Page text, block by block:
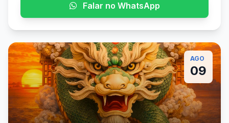
Falar no WhatsApp
AGO
09